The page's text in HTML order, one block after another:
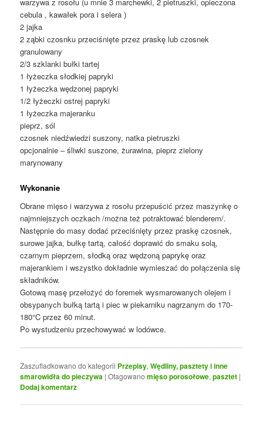
warzywa z rosołu (u mnie 3 marchewki, 2 pietruszki, opieczona
cebula , kawałek pora i selera )
2 jajka
2 ząbki czosnku przeciśnięte przez praskę lub czosnek
granulowany
2/3 szklanki bułki tartej
1 łyżeczka słodkiej papryki
1 łyżeczka wędzonej papryki
1/2 łyżeczki ostrej papryki
1 łyżeczka majeranku
pieprz, sól
czosnek niedźwiedzi suszony, natka pietruszki
opcjonalnie – śliwki suszone, żurawina, pieprz zielony
marynowany
Wykonanie
Obrane mięso i warzywa z rosołu przepuścić przez maszynkę o
najmniejszych oczkach /można też potraktować blenderem/.
Następnie do masy dodać przeciśnięty przez praskę czosnek,
surowe jajka, bułkę tartą, całość doprawić do smaku solą,
czarnym pieprzem, słodką oraz wędzoną paprykę oraz
majerankiem i wszystko dokładnie wymieszać do połączenia się
składników.
Gotową masę przełożyć do foremek wysmarowanych olejem i
obsypanych bułką tartą i piec w piekarniku nagrzanym do 170-
180°C przez 60 minut.
Po wystudzeniu przechowywać w lodówce.
Zaszufladkowano do kategorii Przepisy,Wędliny, pasztety i inne
smarowidła do pieczywa |Otagowano mięso porosołowe,pasztet |
Dodaj komentarz